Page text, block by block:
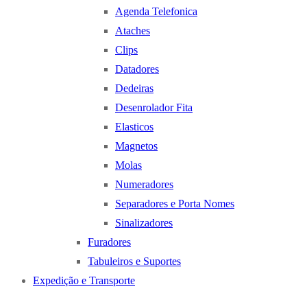
Agenda Telefonica
Ataches
Clips
Datadores
Dedeiras
Desenrolador Fita
Elasticos
Magnetos
Molas
Numeradores
Separadores e Porta Nomes
Sinalizadores
Furadores
Tabuleiros e Suportes
Expedição e Transporte